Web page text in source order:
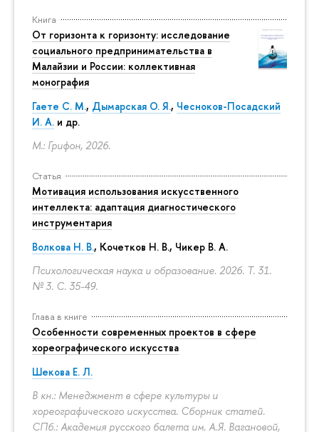
Книга
От горизонта к горизонту: исследование
социального предпринимательства в
Малайзии и России: коллективная
монография
Гаете С. М., Дымарская О. Я., Чесноков-Посадский
И. А. и др.
М.: Грифон, 2026.
Статья
Мотивация использования искусственного
интеллекта: адаптация диагностического
инструментария
Волкова Н. В., Кочетков Н. В., Чикер В. А.
Психологическая наука и образование. 2026. Т. 31.
№ 3. С. 35-49.
Глава в книге
Особенности современных проектов в сфере
хореографического искусства
Шекова Е. Л.
В кн.: Менеджмент в сфере культуры и
хореографического искусства. Сборник статей.
СПб.: Академия русского балета им. А.Я. Вагановой,